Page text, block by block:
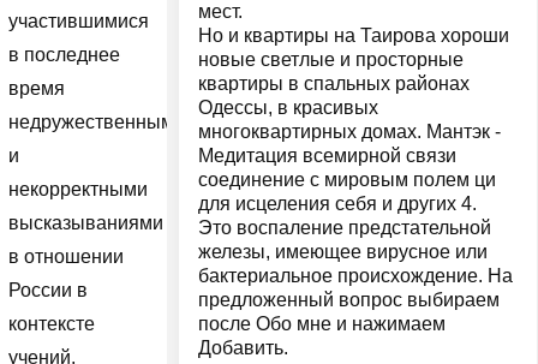
участившимися
в последнее
время
недружественными
и
некорректными
высказываниями
в отношении
России в
контексте
учений,
мест.
Но и квартиры на Таирова хороши
новые светлые и просторные
квартиры в спальных районах
Одессы, в красивых
многоквартирных домах. Мантэк -
Медитация всемирной связи
соединение с мировым полем ци
для исцеления себя и других 4.
Это воспаление предстательной
железы, имеющее вирусное или
бактериальное происхождение. На
предложенный вопрос выбираем
после Обо мне и нажимаем
Добавить.